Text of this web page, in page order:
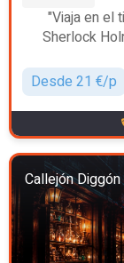
"Viaja en el
Sherlock
Desde 21 €/p
Callejón Diggón